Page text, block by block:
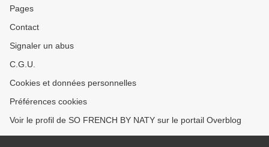
Pages
Contact
Signaler un abus
C.G.U.
Cookies et données personnelles
Préférences cookies
Voir le profil de SO FRENCH BY NATY sur le portail Overblog